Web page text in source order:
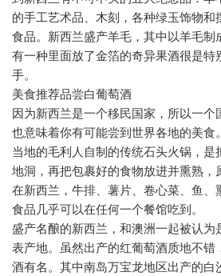
的手工艺术品、木刻，各种绿玉饰物和
食品。新西兰盛产羊毛，其中以羊毛制
有一种里面放了金箔的奇异果酒很是特
手。
美食推荐品尝白葡萄酒
因为新西兰是一个移民国家，所以一个
也意味着你有可能尝到世界各地的美食。
当地的毛利人自制的传统石头火锅，是
地洞，再把包裹好的食物放进并熏熟，
在新西兰，牛排、薯片、卷心菜、鱼、
食品几乎可以在任何一个餐馆吃到。
盛产名酿的新西兰，和澳洲一起被认为
表产地。虽然出产的红葡萄酒质地不错
酒有名。其中南岛万宝龙地区出产的白